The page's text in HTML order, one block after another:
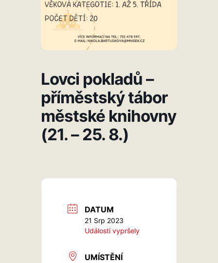
Lovci pokladů –
příměstský tábor
městské knihovny
(21. – 25. 8.)
DATUM
21 Srp 2023
Události vypršely
UMÍSTĚNÍ